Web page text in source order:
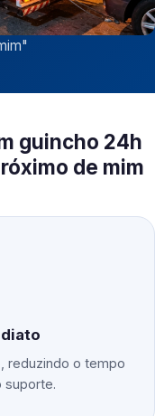
"
guincho 24h
de mim
reduzindo o tempo
suporte.